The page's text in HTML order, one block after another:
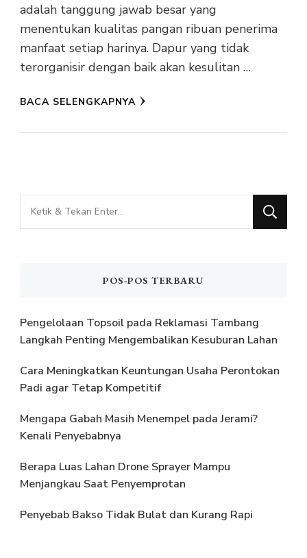
adalah tanggung jawab besar yang
menentukan kualitas pangan ribuan penerima
manfaat setiap harinya. Dapur yang tidak
terorganisir dengan baik akan kesulitan …
BACA SELENGKAPNYA
Mencari
Sesuatu?
POS-POS TERBARU
Pengelolaan Topsoil pada Reklamasi Tambang
Langkah Penting Mengembalikan Kesuburan Lahan
Cara Meningkatkan Keuntungan Usaha Perontokan
Padi agar Tetap Kompetitif
Mengapa Gabah Masih Menempel pada Jerami?
Kenali Penyebabnya
Berapa Luas Lahan Drone Sprayer Mampu
Menjangkau Saat Penyemprotan
Penyebab Bakso Tidak Bulat dan Kurang Rapi